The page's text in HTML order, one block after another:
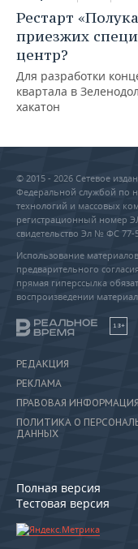
Рестарт
приезжих
центр?
Для разработки
квартала в
хакатон
© 2015 - 2026 Сетевое
Федеральной службой по
технологий и массовых
регистрационный номер
свидетельство Эл № ФС 77-
Использование
предварительного
прямая гиперссылка
воспроизведении
18+
РЕДАКЦИЯ
РЕКЛАМА
ПРАВОВАЯ ИНФОРМАЦИЯ
ПОЛИТИКА О
ДАННЫХ
Полная версия
Тестовая версия